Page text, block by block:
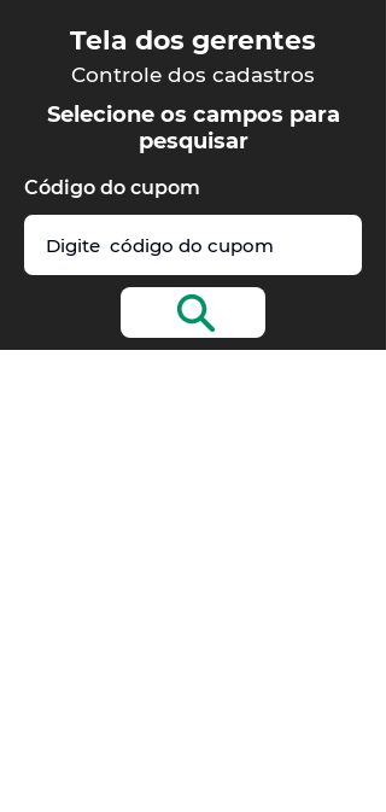
Tela dos gerentes
Controle dos cadastros
Selecione os campos para
pesquisar
Código do cupom